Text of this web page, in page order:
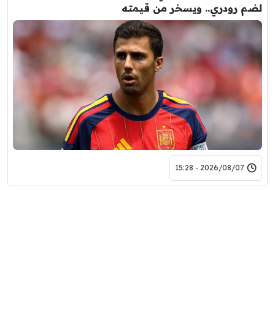
لضم رودري.. ويسخر من قيمته
2026/08/07 - 15:28